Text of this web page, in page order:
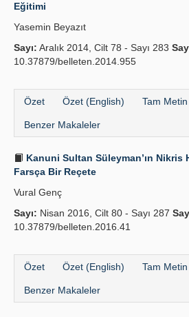
Eğitimi
Yasemin Beyazıt
Sayı: Aralık 2014, Cilt 78 - Sayı 283
10.37879/belleten.2014.955
Özet Özet (English) Tam Metin
Benzer Makaleler
Kanuni Sultan Süleyman’ın Nikris
Farsça Bir Reçete
Vural Genç
Sayı: Nisan 2016, Cilt 80 - Sayı 287
10.37879/belleten.2016.41
Özet Özet (English) Tam Metin
Benzer Makaleler